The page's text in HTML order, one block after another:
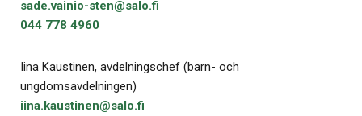
sade.vainio-sten@salo.fi
044 778 4960
Iina Kaustinen, avdelningschef (barn- och
ungdomsavdelningen)
iina.​kaustinen​@​salo.​fi​